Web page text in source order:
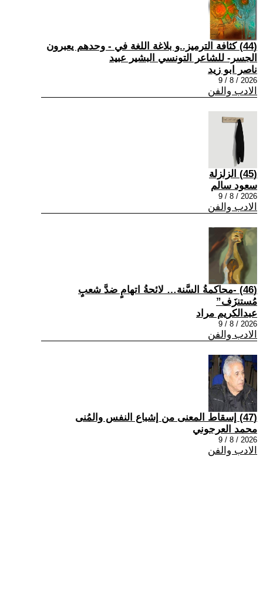
(44) كثافة الترميز..و بلاغة اللغة في - وحدهم يعبرون
الجسر- للشاعر التونسي البشير عبيد
ناصر ابو زيد
2026 / 8 / 9
الادب والفن
(45) الزلزلة
سعود سالم
2026 / 8 / 9
الادب والفن
(46) -محاكمةُ السَّنة… لائحةُ اتهامٍ ضدَّ شعبٍ
مُستنزَف”
عبدالكريم مراد
2026 / 8 / 9
الادب والفن
(47) إسقاط المعنى من إشباع النفس والمُنى
محمد العرجوني
2026 / 8 / 9
الادب والفن